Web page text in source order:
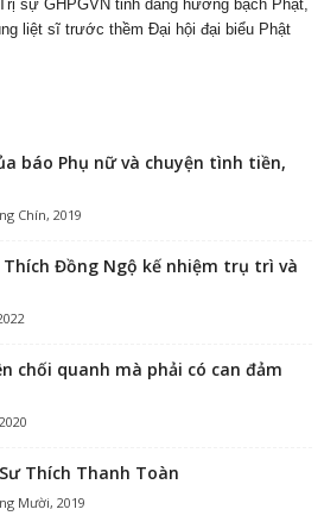
sự GHPGVN tỉnh dâng hương bạch Phật,
liệt sĩ trước thềm Đại hội đại biểu Phật
báo Phụ nữ và chuyện tình tiền,
Chín, 2019
Đồng Ngộ kế nhiệm trụ trì và
chối quanh mà phải có can đảm
Thích Thanh Toàn
Mười, 2019